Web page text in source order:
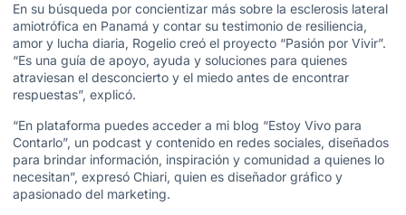
En su búsqueda por concientizar más sobre la esclerosis lateral
amiotrófica en Panamá y contar su testimonio de resiliencia,
amor y lucha diaria, Rogelio creó el proyecto “Pasión por Vivir”.
“Es una guía de apoyo, ayuda y soluciones para quienes
atraviesan el desconcierto y el miedo antes de encontrar
respuestas”, explicó.
“En plataforma puedes acceder a mi blog “Estoy Vivo para
Contarlo”, un podcast y contenido en redes sociales, diseñados
para brindar información, inspiración y comunidad a quienes lo
necesitan”, expresó Chiari, quien es diseñador gráfico y
apasionado del marketing.